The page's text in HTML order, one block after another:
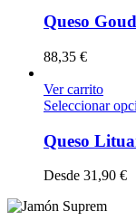
Queso
88,35 €
Ver carrito
Seleccionar
Queso
Desde 31,90 €